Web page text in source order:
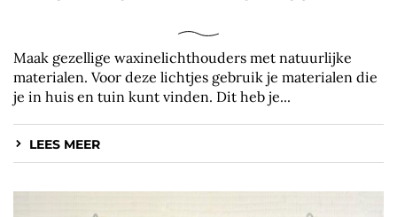
Maak gezellige waxinelichthouders met natuurlijke
materialen. Voor deze lichtjes gebruik je materialen die
je in huis en tuin kunt vinden. Dit heb je...
LEES MEER